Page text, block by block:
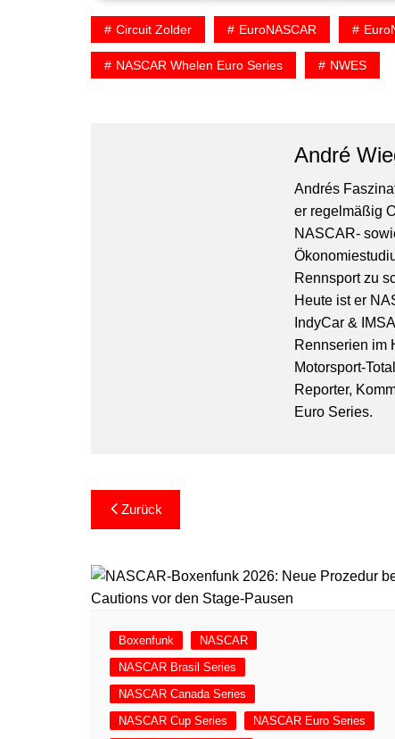
Circuit Zolder EuroNASCAR
NASCAR Whelen Euro Series NWES
André
Andrés
er regelmäßig
NASCAR-
Rennsport zu
Heute ist er
IndyCar &
Rennserien im
Motorsport-
Reporter,
Euro Series.
Beitragsnavigation
Zurück
Boxenfunk
NASCAR
NASCAR Brasil Series
NASCAR Canada Series
NASCAR Cup Series
NASCAR Euro Series